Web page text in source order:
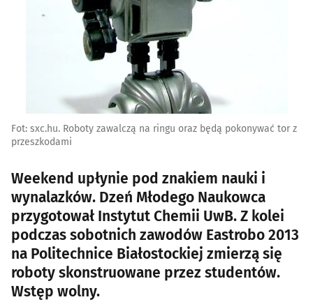
Fot: sxc.hu. Roboty zawalczą na ringu oraz będą pokonywać tor z
przeszkodami
Weekend upłynie pod znakiem nauki i
wynalazków. Dzeń Młodego Naukowca
przygotował Instytut Chemii UwB. Z kolei
podczas sobotnich zawodów Eastrobo 2013
na Politechnice Białostockiej zmierzą się
roboty skonstruowane przez studentów.
Wstęp wolny.